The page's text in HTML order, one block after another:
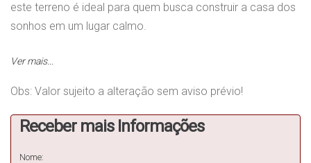
este terreno é ideal para quem busca construir a casa dos
sonhos em um lugar calmo.
🔑 Com área privada e do terreno de 300m² cada, você
e aproveitar ao máximo o espaço.
💰 Aproveite esta oportunidade única e garanta já o seu
lote/terreno residencial! Entre em contato para mais
Ver mais...
Obs: Valor sujeito a alteração sem aviso prévio!
Receber mais Informações
Nome: